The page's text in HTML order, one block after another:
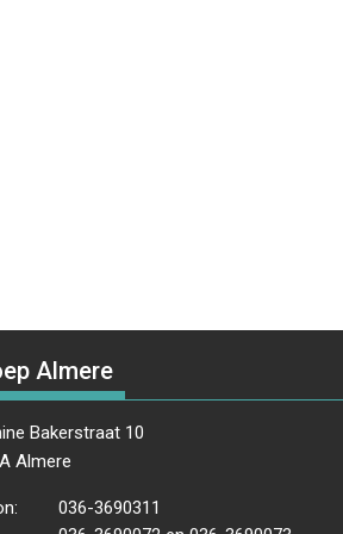
Almere
Bakerstraat 10
Almere
036-3690311